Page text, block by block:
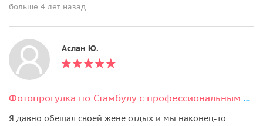
больше 4 лет назад
Аслан Ю.
Фотопрогулка по Стамбулу с профессиональным фотографом
Я давно обещал своей жене отдых и мы наконец-то